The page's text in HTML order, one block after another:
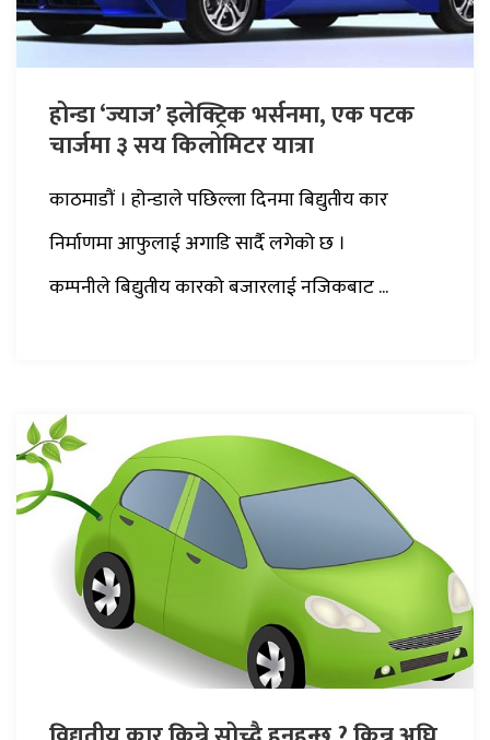
होन्डा ‘ज्याज’ इलेक्ट्रिक भर्सनमा, एक पटक
चार्जमा ३ सय किलोमिटर यात्रा
काठमाडौं । होन्डाले पछिल्ला दिनमा बिद्युतीय कार
निर्माणमा आफुलाई अगाडि सार्दै लगेको छ ।
कम्पनीले बिद्युतीय कारको बजारलाई नजिकबाट ...